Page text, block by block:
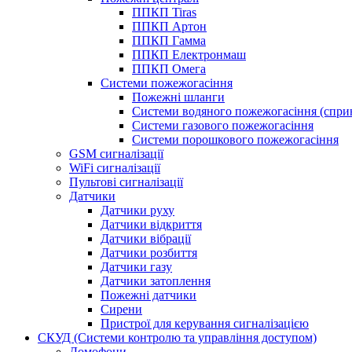
ППКП Tiras
ППКП Артон
ППКП Гамма
ППКП Електронмаш
ППКП Омега
Системи пожежогасіння
Пожежні шланги
Системи водяного пожежогасіння
Системи газового пожежогасіння
Системи порошкового пожежогасіння
GSM сигналізації
WiFi сигналізації
Пультові сигналізації
Датчики
Датчики руху
Датчики відкриття
Датчики вібрації
Датчики розбиття
Датчики газу
Датчики затоплення
Пожежні датчики
Сирени
Пристрої для керування сигналізацією
СКУД (Системи контролю та управління доступом)